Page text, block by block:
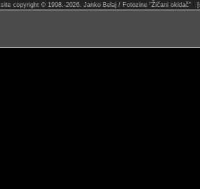
site copyright © 1998.-2026. Janko Belaj / Fotozine "Žičani okidač"